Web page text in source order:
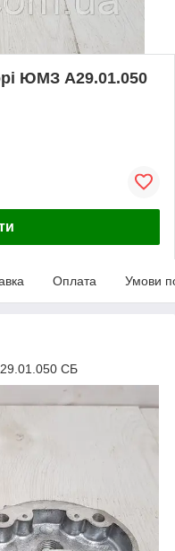
ЮМЗ А29.01.050
Оплата Умови
СБ